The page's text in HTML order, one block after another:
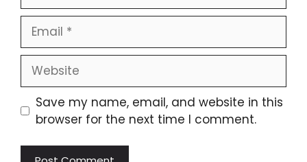
Email
Website
Save my name, email, and website in this
browser for the next time I comment.